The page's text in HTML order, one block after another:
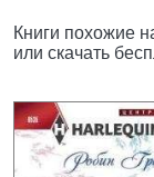
Книги похожие
или скачать